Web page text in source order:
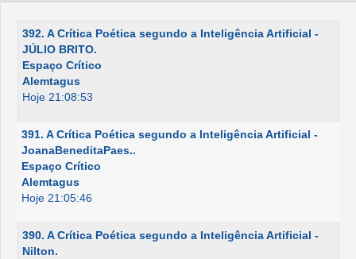
392. A Crítica Poética segundo a Inteligência Artificial -
JÚLIO BRITO.
Espaço Crítico
Alemtagus
Hoje 21:08:53
391. A Crítica Poética segundo a Inteligência Artificial -
JoanaBeneditaPaes..
Espaço Crítico
Alemtagus
Hoje 21:05:46
390. A Crítica Poética segundo a Inteligência Artificial -
Nilton.